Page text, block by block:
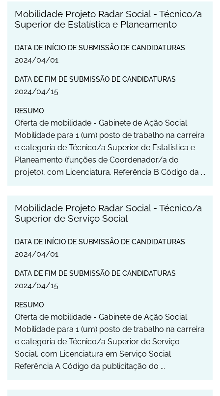
Mobilidade Projeto Radar Social - Técnico/a
Superior de Estatística e Planeamento
DATA DE INÍCIO DE SUBMISSÃO DE CANDIDATURAS
2024/04/01
DATA DE FIM DE SUBMISSÃO DE CANDIDATURAS
2024/04/15
RESUMO
Oferta de mobilidade - Gabinete de Ação Social
Mobilidade para 1 (um) posto de trabalho na carreira
e categoria de Técnico/a Superior de Estatística e
Planeamento (funções de Coordenador/a do
projeto), com Licenciatura. Referência B Código da ...
Mobilidade Projeto Radar Social - Técnico/a
Superior de Serviço Social
DATA DE INÍCIO DE SUBMISSÃO DE CANDIDATURAS
2024/04/01
DATA DE FIM DE SUBMISSÃO DE CANDIDATURAS
2024/04/15
RESUMO
Oferta de mobilidade - Gabinete de Ação Social
Mobilidade para 1 (um) posto de trabalho na carreira
e categoria de Técnico/a Superior de Serviço
Social, com Licenciatura em Serviço Social
Referência A Código da publicitação do ...